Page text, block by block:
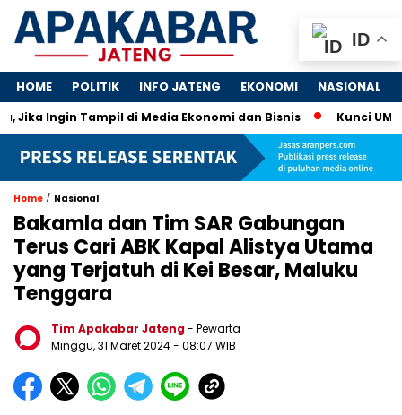
HOME POLITIK INFO JATENG EKONOMI NASIONAL
Ingin Tampil di Media Ekonomi dan Bisnis Kunci
Home / Nasional
Bakamla dan Tim SAR Gabungan
Terus Cari ABK Kapal Alistya Utama
yang Terjatuh di Kei Besar, Maluku
Tenggara
Tim Apakabar Jateng- Pewarta
Minggu, 31 Maret 2024 - 08:07 WIB
ID